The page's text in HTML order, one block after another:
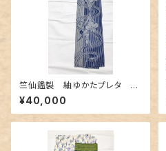
竺仙鑑製 紬ゆかたプレタ 縞
と流水と菖蒲
¥40,000